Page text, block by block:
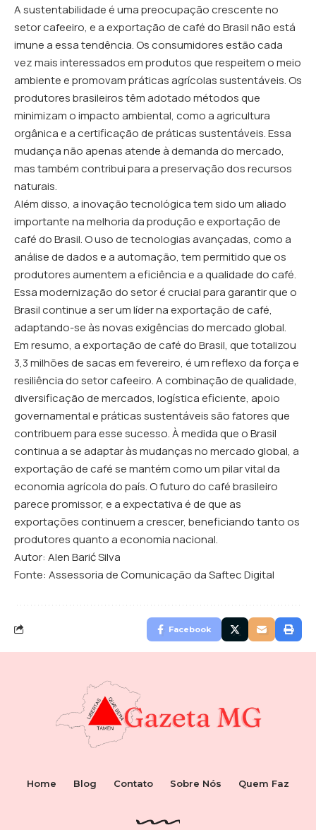
A sustentabilidade é uma preocupação crescente no
setor cafeeiro, e a exportação de café do Brasil não está
imune a essa tendência. Os consumidores estão cada
vez mais interessados em produtos que respeitem o meio
ambiente e promovam práticas agrícolas sustentáveis. Os
produtores brasileiros têm adotado métodos que
minimizam o impacto ambiental, como a agricultura
orgânica e a certificação de práticas sustentáveis. Essa
mudança não apenas atende à demanda do mercado,
mas também contribui para a preservação dos recursos
naturais.
Além disso, a inovação tecnológica tem sido um aliado
importante na melhoria da produção e exportação de
café do Brasil. O uso de tecnologias avançadas, como a
análise de dados e a automação, tem permitido que os
produtores aumentem a eficiência e a qualidade do café.
Essa modernização do setor é crucial para garantir que o
Brasil continue a ser um líder na exportação de café,
adaptando-se às novas exigências do mercado global.
Em resumo, a exportação de café do Brasil, que totalizou
3,3 milhões de sacas em fevereiro, é um reflexo da força e
resiliência do setor cafeeiro. A combinação de qualidade,
diversificação de mercados, logística eficiente, apoio
governamental e práticas sustentáveis são fatores que
contribuem para esse sucesso. À medida que o Brasil
continua a se adaptar às mudanças no mercado global, a
exportação de café se mantém como um pilar vital da
economia agrícola do país. O futuro do café brasileiro
parece promissor, e a expectativa é de que as
exportações continuem a crescer, beneficiando tanto os
produtores quanto a economia nacional.
Autor: Alen Barić Silva
Fonte: Assessoria de Comunicação da Saftec Digital
Facebook
Home Blog Contato Sobre Nós Quem Faz